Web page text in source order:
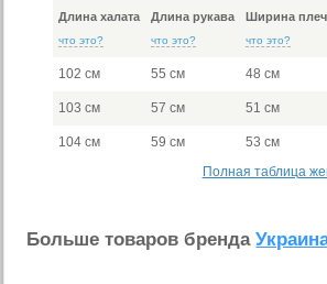
Длина халата
что это?
Длина рукава
что это?
Ширина
что это?
102 см 55 см 48 см
103 см 57 см 51 см
104 см 59 см 53 см
Полная таблица
Больше товаров бренда